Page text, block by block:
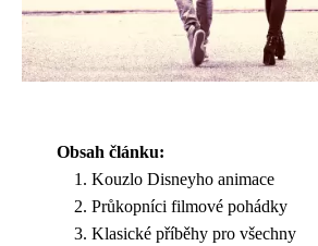
Obsah článku:
Kouzlo Disneyho animace
Průkopníci filmové pohádky
Klasické příběhy pro všechny